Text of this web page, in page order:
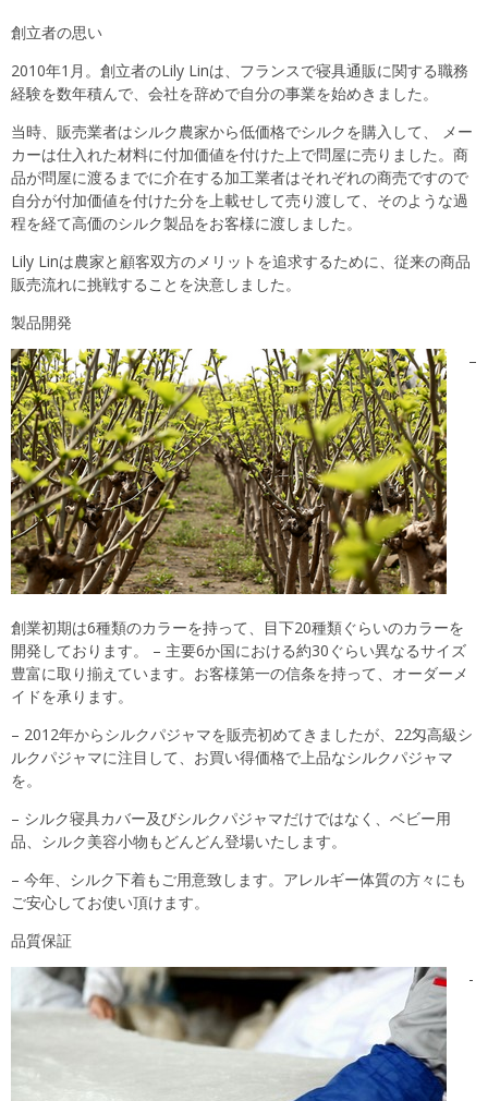
創立者の思い
2010年1月。創立者のLily Linは、フランスで寝具通販に関する職務
経験を数年積んで、会社を辞めで自分の事業を始めきました。
当時、販売業者はシルク農家から低価格でシルクを購入して、 メー
カーは仕入れた材料に付加価値を付けた上で問屋に売りました。商
品が問屋に渡るまでに介在する加工業者はそれぞれの商売ですので
自分が付加価値を付けた分を上載せして売り渡して、そのような過
程を経て高価のシルク製品をお客様に渡しました。
Lily Linは農家と顧客双方のメリットを追求するために、従来の商品
販売流れに挑戦することを決意しました。
製品開発
–
創業初期は6種類のカラーを持って、目下20種類ぐらいのカラーを
開発しております。 – 主要6か国における約30ぐらい異なるサイズ
豊富に取り揃えています。お客様第一の信条を持って、オーダーメ
イドを承ります。
– 2012年からシルクパジャマを販売初めてきましたが、22匁高級シ
ルクパジャマに注目して、お買い得価格で上品なシルクパジャマ
を。
– シルク寝具カバー及びシルクパジャマだけではなく、ベビー用
品、シルク美容小物もどんどん登場いたします。
– 今年、シルク下着もご用意致します。アレルギー体質の方々にも
ご安心してお使い頂けます。
品質保証
-